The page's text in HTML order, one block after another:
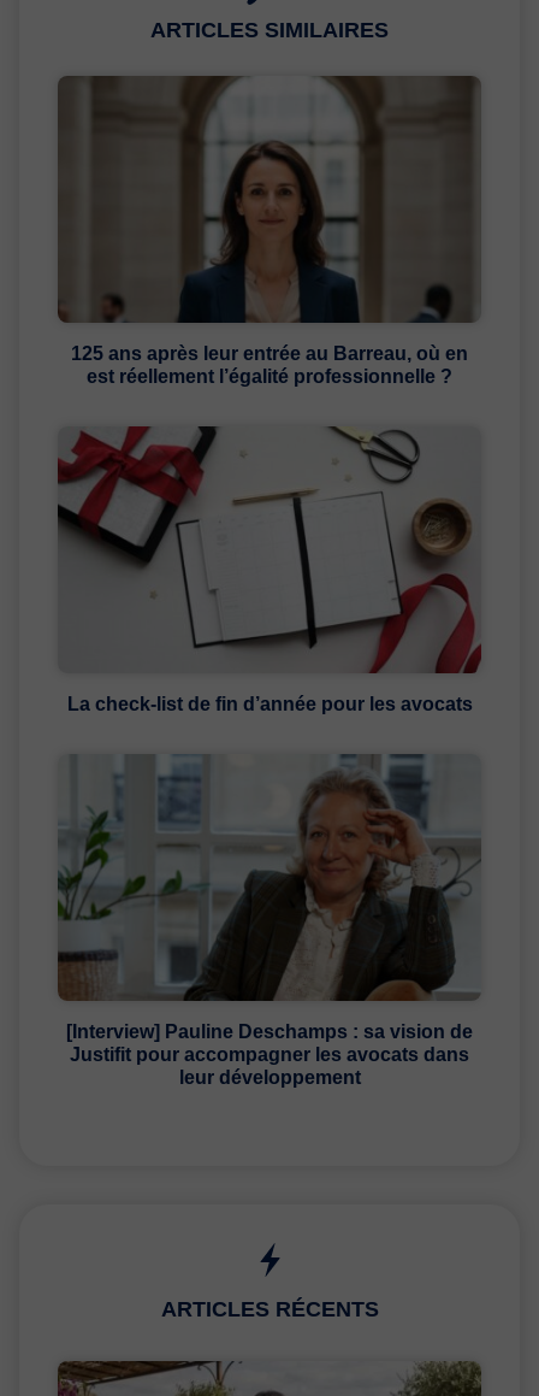
ARTICLES SIMILAIRES
125 ans après leur entrée au Barreau, où en
est réellement l’égalité professionnelle ?
La check-list de fin d’année pour les avocats
[Interview] Pauline Deschamps : sa vision de
Justifit pour accompagner les avocats dans
leur développement
ARTICLES RÉCENTS